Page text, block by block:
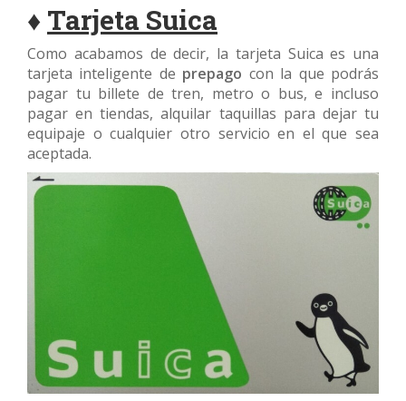
♦ Tarjeta Suica
Como acabamos de decir, la tarjeta Suica es una
tarjeta inteligente de prepago con la que podrás
pagar tu billete de tren, metro o bus, e incluso
pagar en tiendas, alquilar taquillas para dejar tu
equipaje o cualquier otro servicio en el que sea
aceptada.